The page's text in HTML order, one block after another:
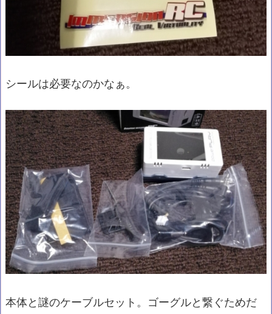
シールは必要なのかなぁ。
本体と謎のケーブルセット。ゴーグルと繋ぐためだ